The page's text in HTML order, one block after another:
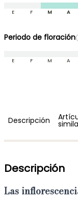
E F M A
Periodo de floración
E F M A
Descripción
Descripción
Las